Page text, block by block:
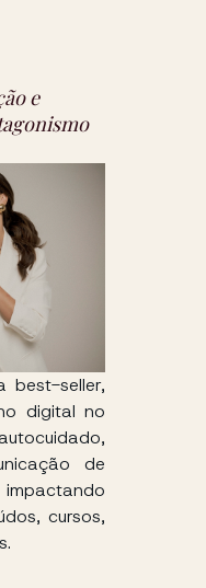
e
best-seller,
digital no
de
cursos,